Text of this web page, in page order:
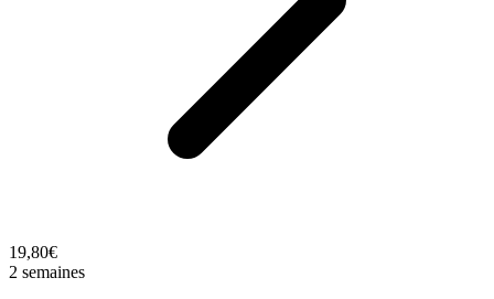
19,80€
2 semaines